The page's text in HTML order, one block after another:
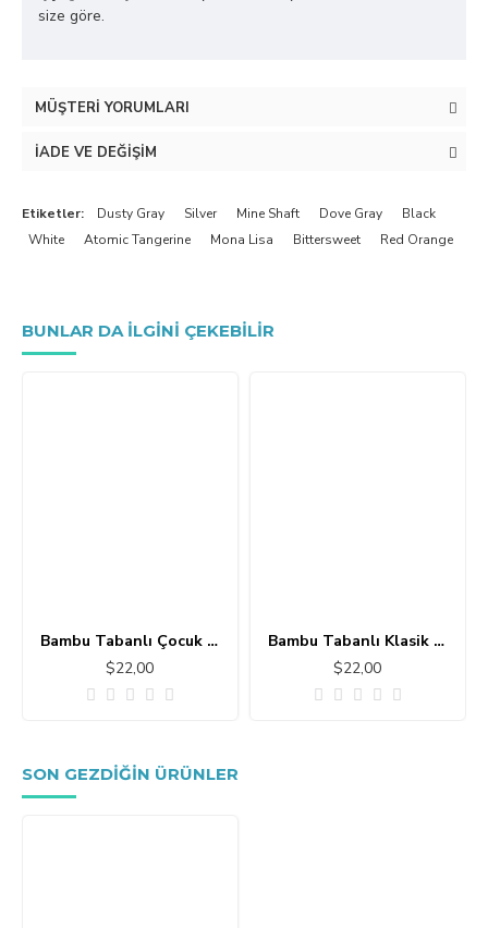
size göre.
MÜŞTERI YORUMLARI
İADE VE DEĞIŞIM
Etiketler: Dusty Gray Silver Mine Shaft Dove Gray
Black
White
Atomic Tangerine Mona Lisa Bittersweet Red Orange
BUNLAR DA ILGINI ÇEKEBILIR
Bambu Tabanlı Çocuk Halısı MC101
$22,00
Bambu Tabanlı Klasik Halı MS109
$22,00
SON GEZDIĞIN ÜRÜNLER